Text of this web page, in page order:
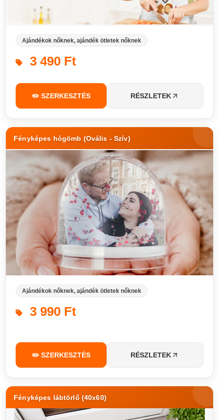
Ajándékok nőknek, ajándék ötletek nőknek
3 490 Ft
✏️ SZERKESZTÉS RÉSZLETEK
Fényképes hógömb (Ovális - Szív)
Ajándékok nőknek, ajándék ötletek nőknek
3 990 Ft
✏️ SZERKESZTÉS RÉSZLETEK
Fényképes lábtörlő (40x60)